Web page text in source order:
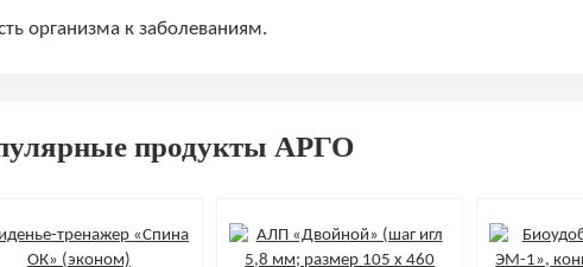
организма к заболеваниям.
продукты АРГО